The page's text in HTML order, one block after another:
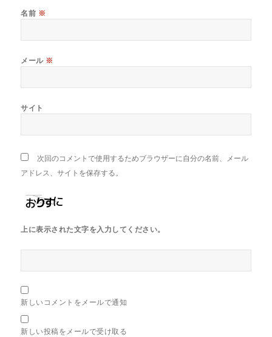
名前 ※
メール ※
サイト
次回のコメントで使用するためブラウザーに自分の名前、メール
アドレス、サイトを保存する。
上に表示された文字を入力してください。
新しいコメントをメールで通知
新しい投稿をメールで受け取る